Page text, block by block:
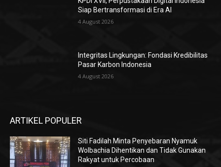
Siap Bertransformasi di Era AI
4 August 2026
Integritas Lingkungan: Fondasi Kredibilitas
Pasar Karbon Indonesia
4 August 2026
ARTIKEL POPULER
Siti Fadilah Minta Penyebaran Nyamuk
Wolbachia Dihentikan dan Tidak Gunakan
Rakyat untuk Percobaan